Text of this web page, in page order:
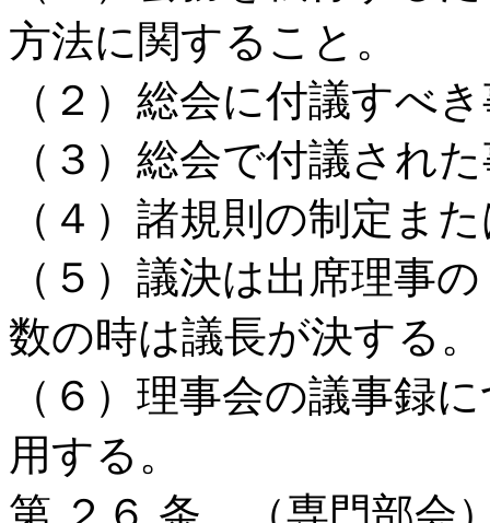
方法に関すること。
（２）総会に付議すべ
（３）総会で付議され
（４）諸規則の制定ま
（５）議決は出席理事
数の時は議長が決する。
（６）理事会の議事録
用する。